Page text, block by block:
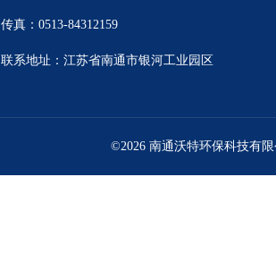
传真：0513-84312159
联系地址：江苏省南通市银河工业园区
©2026 南通沃特环保科技有